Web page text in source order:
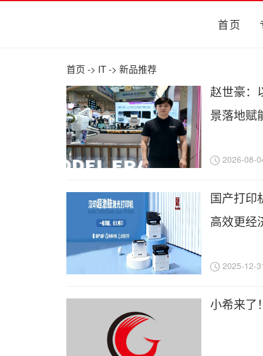
首页
首页 -> IT-> 新品推荐
赵世豪：
景落地赋
2026-08-
国产打印
高效更经
2025-12-
小希来了